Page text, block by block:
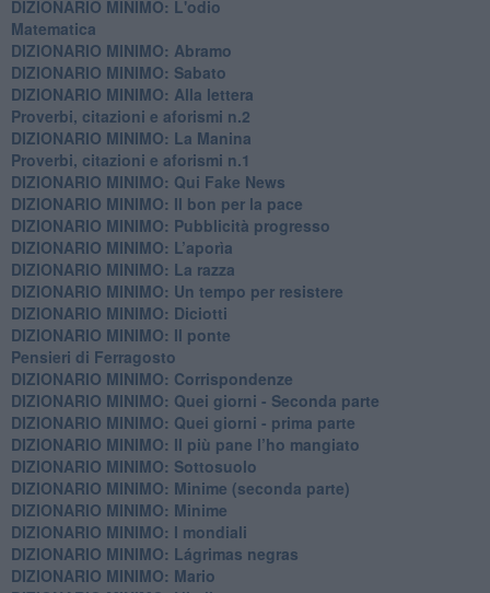
DIZIONARIO MINIMO: L'odio
​Matematica
DIZIONARIO MINIMO: Abramo
DIZIONARIO MINIMO: Sabato
​DIZIONARIO MINIMO: Alla lettera
Proverbi, citazioni e aforismi n.2
DIZIONARIO MINIMO: La Manina
​Proverbi, citazioni e aforismi n.1
DIZIONARIO MINIMO: Qui Fake News
DIZIONARIO MINIMO: ​Il bon per la pace
DIZIONARIO MINIMO: Pubblicità progresso
DIZIONARIO MINIMO: L’aporìa
DIZIONARIO MINIMO: La razza
DIZIONARIO MINIMO: Un tempo per resistere
DIZIONARIO MINIMO: Diciotti
DIZIONARIO MINIMO: Il ponte
Pensieri di Ferragosto
DIZIONARIO MINIMO: Corrispondenze
DIZIONARIO MINIMO: Quei giorni - Seconda parte
DIZIONARIO MINIMO: Quei giorni - prima parte
DIZIONARIO MINIMO: Il più pane l’ho mangiato
DIZIONARIO MINIMO: Sottosuolo
DIZIONARIO MINIMO: Minime (seconda parte)
DIZIONARIO MINIMO: Minime
DIZIONARIO MINIMO: ​I mondiali
DIZIONARIO MINIMO: ​Lágrimas negras
DIZIONARIO MINIMO: Mario